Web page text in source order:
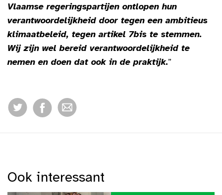
Vlaamse regeringspartijen ontlopen hun
verantwoordelijkheid door tegen een ambitieus
klimaatbeleid, tegen artikel 7bis te stemmen.
Wij zijn wel bereid verantwoordelijkheid te
nemen en doen dat ook in de praktijk.”
Ook interessant